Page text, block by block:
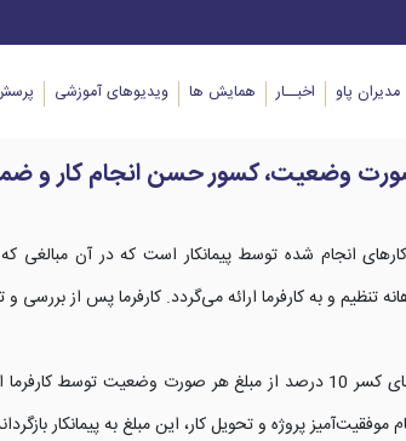
مدیران پاو اخبــار همایش ها ویدیوهای آموزشی
وضعیت، کسور حسن انجام کار و
انجام شده توسط پیمانکار است که در آن مبالغی
و به کارفرما ارائه می‌گردد. کارفرما پس از بررسی و
کسور حسن انجام کار به معنای کسر 10 درصد از مبلغ هر صورت
پروژه و تحویل کار، این مبلغ به پیمانکار